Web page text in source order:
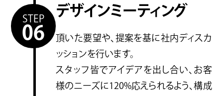
STEP
06
デザインミーティング
頂いた要望や、提案を基に社内ディスカ
ッションを行います。
スタッフ皆でアイデアを出し合い、お客
様のニーズに120%応えられるよう、構成